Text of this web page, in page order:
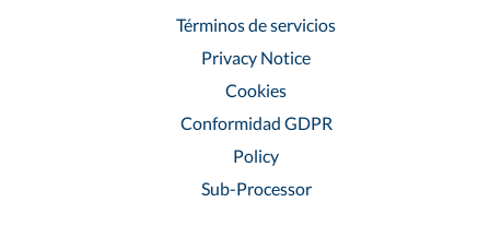
Términos de servicios
Privacy Notice
Cookies
Conformidad GDPR
Policy
Sub-Processor